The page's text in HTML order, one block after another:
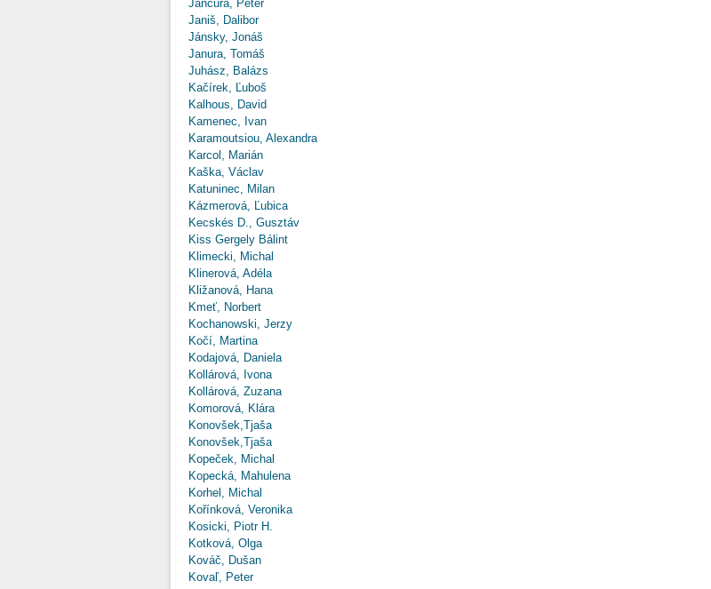
Jančura, Peter
Janiš, Dalibor
Jánsky, Jonáš
Janura, Tomáš
Juhász, Balázs
Kačírek, Ľuboš
Kalhous, David
Kamenec, Ivan
Karamoutsiou, Alexandra
Karcol, Marián
Kaška, Václav
Katuninec, Milan
Kázmerová, Ľubica
Kecskés D., Gusztáv
Kiss Gergely Bálint
Klimecki, Michal
Klinerová, Adéla
Kližanová, Hana
Kmeť, Norbert
Kochanowski, Jerzy
Kočí, Martina
Kodajová, Daniela
Kollárová, Ivona
Kollárová, Zuzana
Komorová, Klára
Konovšek,Tjaša
Konovšek,Tjaša
Kopeček, Michal
Kopecká, Mahulena
Korhel, Michal
Kořínková, Veronika
Kosicki, Piotr H.
Kotková, Olga
Kováč, Dušan
Kovaľ, Peter